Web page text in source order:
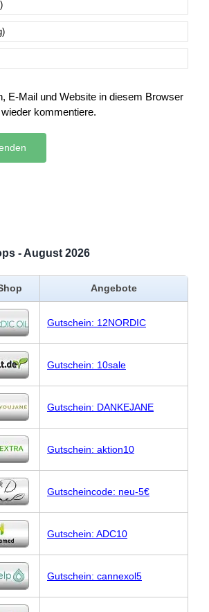
E-Mail und Website in diesem Browser
kommentiere.
- August 2026
Angebote
Gutschein: 12NORDIC
Gutschein: 10sale
Gutschein: DANKEJANE
Gutschein: aktion10
Gutscheincode: neu-5€
Gutschein: ADC10
Gutschein: cannexol5